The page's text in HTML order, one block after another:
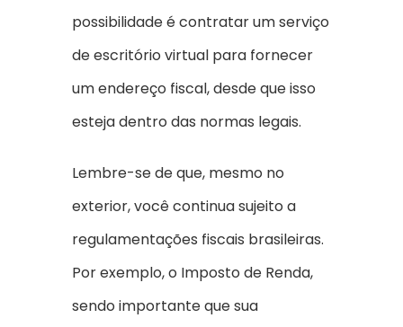
possibilidade é contratar um serviço
de escritório virtual para fornecer
um endereço fiscal, desde que isso
esteja dentro das normas legais.
Lembre-se de que, mesmo no
exterior, você continua sujeito a
regulamentações fiscais brasileiras.
Por exemplo, o Imposto de Renda,
sendo importante que sua